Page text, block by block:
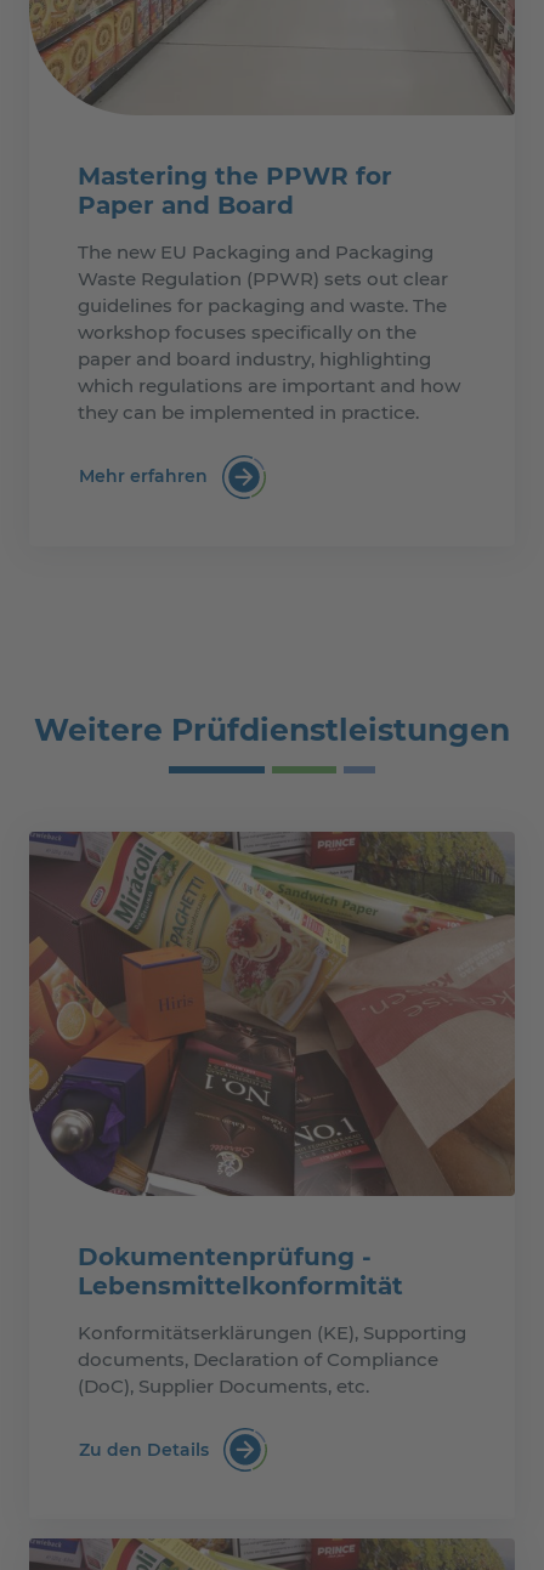
Mastering the PPWR for
Paper and Board
The new EU Packaging and Packaging
Waste Regulation (PPWR) sets out clear
guidelines for packaging and waste. The
workshop focuses specifically on the
paper and board industry, highlighting
which regulations are important and how
they can be implemented in practice.
Mehr erfahren :Mastering the PPWR for Paper and
Weitere Prüfdienstleistungen
Dokumentenprüfung -
Lebensmittelkonformität
Konformitätserklärungen (KE), Supporting
documents, Declaration of Compliance
(DoC), Supplier Documents, etc.
Zu den Details Dokumentenprüfung -